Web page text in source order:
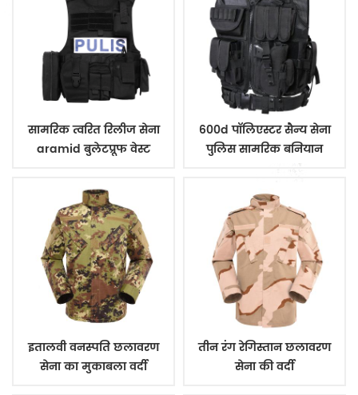
सामरिक त्वरित रिलीज सेना
aramid बुलेटप्रूफ वेस्ट
600d पॉलिएस्टर सैन्य सेना
पुलिस सामरिक बनियान
इतालवी वनस्पति छलावरण
सेना का मुकाबला वर्दी
तीन रंग रेगिस्तान छलावरण
सेना की वर्दी